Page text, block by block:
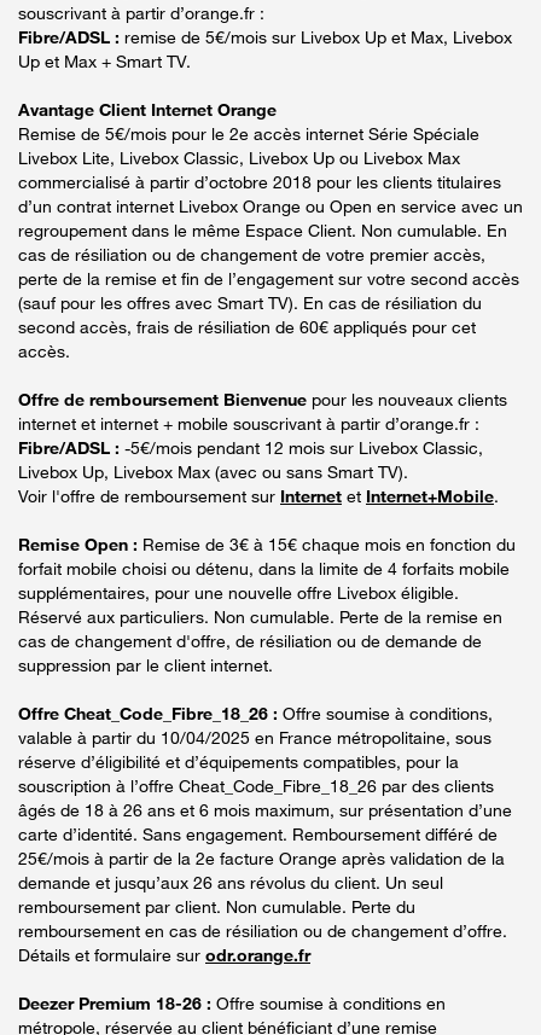
souscrivant à partir d’orange.fr :
Fibre/ADSL : remise de 5€/mois sur Livebox Up et Max, Livebox
Up et Max + Smart TV.
Avantage Client Internet Orange
Remise de 5€/mois pour le 2e accès internet Série Spéciale
Livebox Lite, Livebox Classic, Livebox Up ou Livebox Max
commercialisé à partir d’octobre 2018 pour les clients titulaires
d’un contrat internet Livebox Orange ou Open en service avec un
regroupement dans le même Espace Client. Non cumulable. En
cas de résiliation ou de changement de votre premier accès,
perte de la remise et fin de l’engagement sur votre second accès
(sauf pour les offres avec Smart TV). En cas de résiliation du
second accès, frais de résiliation de 60€ appliqués pour cet
accès.
Offre de remboursement Bienvenue pour les nouveaux clients
internet et internet + mobile souscrivant à partir d’orange.fr :
Fibre/ADSL : -5€/mois pendant 12 mois sur Livebox Classic,
Livebox Up, Livebox Max (avec ou sans Smart TV).
Voir l'offre de remboursement sur Internet et Internet+Mobile.
Remise Open : Remise de 3€ à 15€ chaque mois en fonction du
forfait mobile choisi ou détenu, dans la limite de 4 forfaits mobile
supplémentaires, pour une nouvelle offre Livebox éligible.
Réservé aux particuliers. Non cumulable. Perte de la remise en
cas de changement d'offre, de résiliation ou de demande de
suppression par le client internet.
Offre Cheat_Code_Fibre_18_26 : Offre soumise à conditions,
valable à partir du 10/04/2025 en France métropolitaine, sous
réserve d’éligibilité et d’équipements compatibles, pour la
souscription à l’offre Cheat_Code_Fibre_18_26 par des clients
âgés de 18 à 26 ans et 6 mois maximum, sur présentation d’une
carte d’identité. Sans engagement. Remboursement différé de
25€/mois à partir de la 2e facture Orange après validation de la
demande et jusqu’aux 26 ans révolus du client. Un seul
remboursement par client. Non cumulable. Perte du
remboursement en cas de résiliation ou de changement d’offre.
Détails et formulaire sur odr.orange.fr
Deezer Premium 18-26 : Offre soumise à conditions en
métropole, réservée au client bénéficiant d’une remise